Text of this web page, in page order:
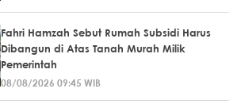
Fahri Hamzah Sebut Rumah Subsidi Harus
Dibangun di Atas Tanah Murah Milik
Pemerintah
08/08/2026 09:45 WIB